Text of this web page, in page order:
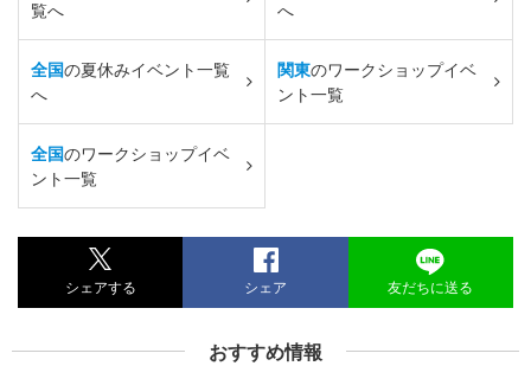
覧へ へ
全国の夏休みイベント一覧
へ
関東のワークショップイベ
ント一覧
全国のワークショップイベ
ント一覧
シェアする シェア 友だちに送る
おすすめ情報